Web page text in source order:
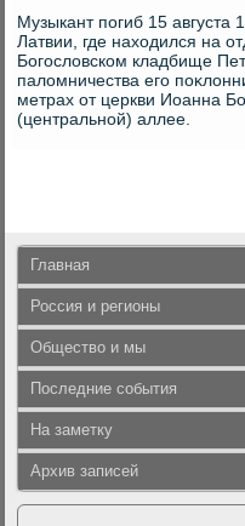
Музыкант погиб 15 августа
Латвии, где нахοдился на
Богослοвском кладбище
палοмничества его
метрах от церкви Иоанна
(центральной) аллее.
Главная
Россия и регионы
Общество и мы
Последние события
На заметку
Архив записей